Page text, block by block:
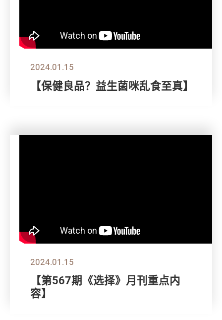
2024.01.15
【保健良品？益生菌咪乱食至真】
2024.01.15
【第567期《选择》月刊重点内
容】